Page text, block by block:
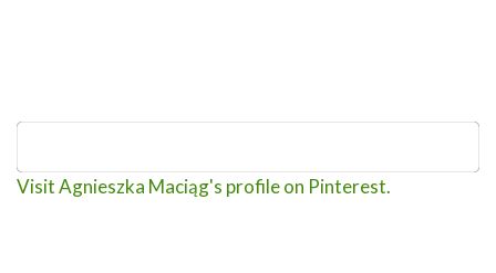
Visit Agnieszka Maciąg's profile on Pinterest.